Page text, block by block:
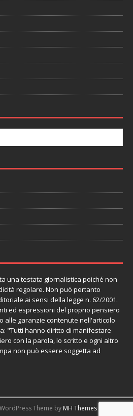
una testata giornalistica poiché non
regolare. Non può pertanto
ai sensi della legge n. 62/2001.
ed espressioni del proprio pensiero
alle garanzie contenute nell'articolo
"Tutti hanno diritto di manifestare
con la parola, lo scritto e ogni altro
non può essere soggetta ad
Theme by MH Themes